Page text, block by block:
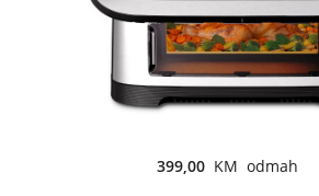
399,00 KM odmah